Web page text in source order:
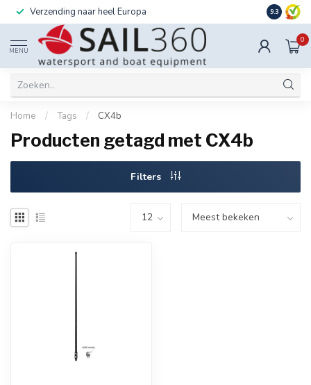
Verzending naar heel Europa Ook
9.3
MENU
0
Home / Tags / CX4b
Producten getagd met CX4b
Filters